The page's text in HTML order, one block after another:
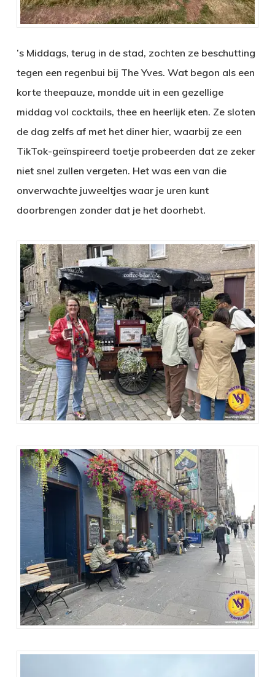
’s Middags, terug in de stad, zochten ze beschutting
tegen een regenbui bij The Yves. Wat begon als een
korte theepauze, mondde uit in een gezellige
middag vol cocktails, thee en heerlijk eten. Ze sloten
de dag zelfs af met het diner hier, waarbij ze een
TikTok-geïnspireerd toetje probeerden dat ze zeker
niet snel zullen vergeten. Het was een van die
onverwachte juweeltjes waar je uren kunt
doorbrengen zonder dat je het doorhebt.